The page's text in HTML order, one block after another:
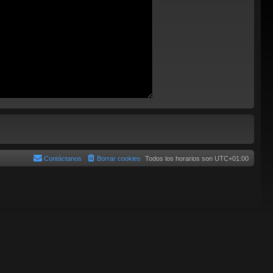
Todos los horarios son UTC+01:00
Borrar cookies
Contáctanos